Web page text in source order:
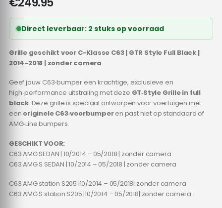
Direct leverbaar: 2 stuks op voorraad
Grille geschikt voor C-Klasse C63 | GTR Style Full Black |
2014-2018 | zonder camera
Geef jouw C63‑bumper een krachtige, exclusieve en
high‑performance uitstraling met deze GT‑Style Grille in full
black. Deze grille is speciaal ontworpen voor voertuigen met
een originele C63‑voorbumperen past niet op standaard of
AMG‑Line bumpers.
GESCHIKT VOOR:
C63 AMG SEDAN | 10/2014 – 05/2018 | zonder camera
C63 AMG S SEDAN | 10/2014 – 05/2018 | zonder camera
C63 AMG station S205 |10/2014 – 05/2018| zonder camera
C63 AMG S station S205 |10/2014 – 05/2018| zonder camera